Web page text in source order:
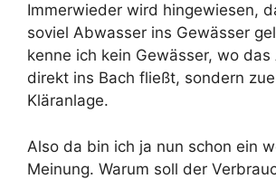
Immerwieder wird hingewiesen,
soviel Abwasser ins Gewässer
kenne ich kein Gewässer, wo
direkt ins Bach fließt, sondern
Kläranlage.
Also da bin ich ja nun schon ein
Meinung. Warum soll der